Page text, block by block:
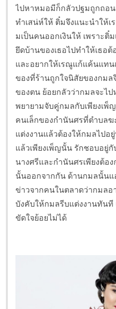
ไปหาหมอมีก็กลัวปฐมถูกถอ
ทำเสน่ห์ให้ ติ๋มจึงแนะนำให้
มเป็นคนออกเงินให้ เพราะติ๋
ยึดบ้านของเธอไปทำให้เธอ
และอยากให้เรณูแก้แค้นแทน
ของที่ร้านถูกใจนิสัยของกมล
ของตน ย้อยกลัวว่ากมลจะไ
พยายามจับคู่กมลกับเพียงเพ็
คนเล็กของกำนันศรที่ตำบลฆ
แต่งงานแล้วต้องให้กมลไปอ
แล้วเพียงเพ็ญนั้น รักชอบอยู่
นางศรีและกำนันศรเพียงต้อ
นั้นออกจากกัน ด้านกมลนั้นแ
ข่าวจากคนในตลาดว่ากมลอ
บังคับให้กมลรีบแต่งงานทัน
ขัดใจย้อยไม่ได้